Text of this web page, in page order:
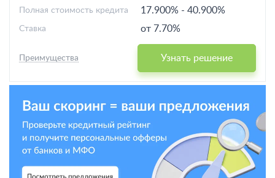
17.900% - 40.900%
Полная стоимость кредита
от 7.70%
Ставка
Узнать решение
Преимущества